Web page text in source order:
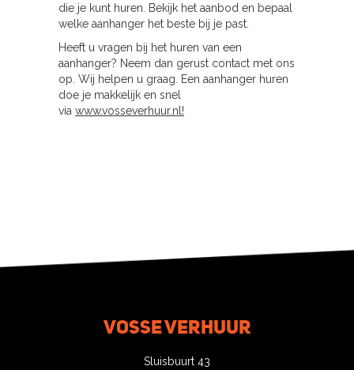
die je kunt huren. Bekijk het aanbod en bepaal
welke aanhanger het beste bij je past.
Heeft u vragen bij het huren van een
aanhanger? Neem dan gerust contact met ons
op. Wij helpen u graag. Een aanhanger huren
doe je makkelijk en snel
via www.vosseverhuur.nl!
Vosse verhuur
Sluisbuurt 43